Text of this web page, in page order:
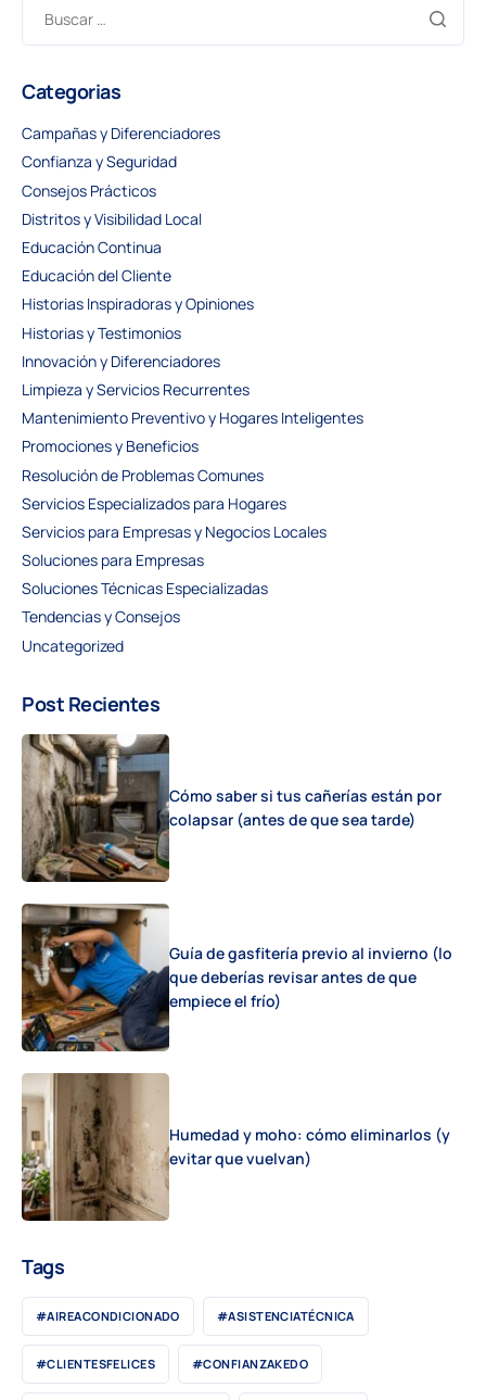
Categorias
Campañas y Diferenciadores
Confianza y Seguridad
Consejos Prácticos
Distritos y Visibilidad Local
Educación Continua
Educación del Cliente
Historias Inspiradoras y Opiniones
Historias y Testimonios
Innovación y Diferenciadores
Limpieza y Servicios Recurrentes
Mantenimiento Preventivo y Hogares Inteligentes
Promociones y Beneficios
Resolución de Problemas Comunes
Servicios Especializados para Hogares
Servicios para Empresas y Negocios Locales
Soluciones para Empresas
Soluciones Técnicas Especializadas
Tendencias y Consejos
Uncategorized
Post Recientes
Cómo saber si tus cañerías están por
colapsar (antes de que sea tarde)
Guía de gasfitería previo al invierno (lo
que deberías revisar antes de que
empiece el frío)
Humedad y moho: cómo eliminarlos (y
evitar que vuelvan)
Tags
#AIREACONDICIONADO #ASISTENCIATÉCNICA
#CLIENTESFELICES #CONFIANZAKEDO